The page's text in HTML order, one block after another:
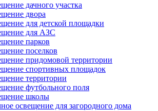
дачного участка
двора
для детской площадки
для АЗС
парков
поселков
придомовой территории
спортивных площадок
территории
футбольного поля
школы
освещение для загородного дома